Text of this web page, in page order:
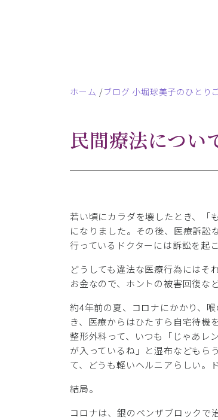
ホーム ブログ 小堀球美子のひとり
民間療法につい
若い頃にカラダを壊したとき、「
になりました。その後、医療訴訟
行っているドクターには訴訟を起
どうしても違法な医療行為にはそ
お金なので、ホントの被害回復な
約4年前の夏、コロナにかかり、
き、医療からはひたすら自宅待機
整形外科って、いつも「じゃあレ
が入っているね」と湿布などもら
て、どうも軽いヘルニアらしい。
結局。
コロナは、銀のベンザブロックで